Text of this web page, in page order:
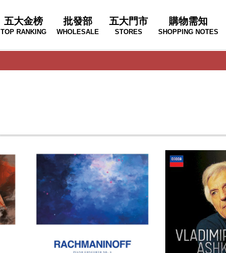
五大金榜
TOP RANKING
批發部
WHOLESALE
五大門市
STORES
購物需知
SHOPPING NOTES